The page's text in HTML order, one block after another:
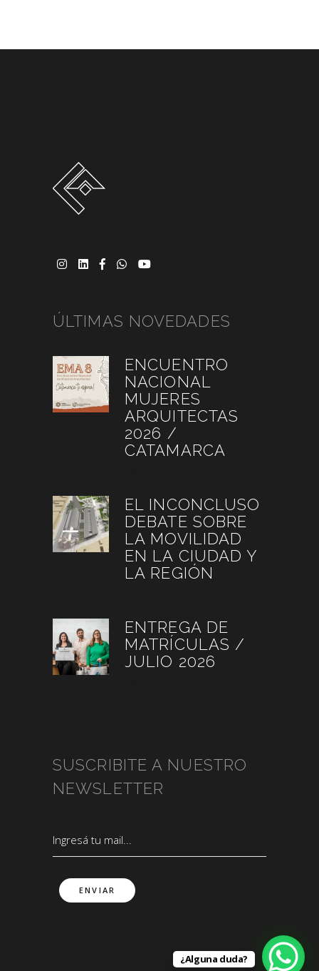
ÚLTIMAS NOVEDADES
ENCUENTRO
NACIONAL
MUJERES
ARQUITECTAS
2026 /
CATAMARCA
EL INCONCLUSO
DEBATE SOBRE
LA MOVILIDAD
EN LA CIUDAD Y
LA REGIÓN
ENTREGA DE
MATRÍCULAS /
JULIO 2026
SUSCRIBITE A NUESTRO
NEWSLETTER
¿Alguna duda?